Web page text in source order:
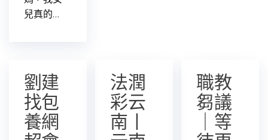
兒真的…
劉建
找包
養網
法潤
彩云
南丨
職教
芻議
｜等